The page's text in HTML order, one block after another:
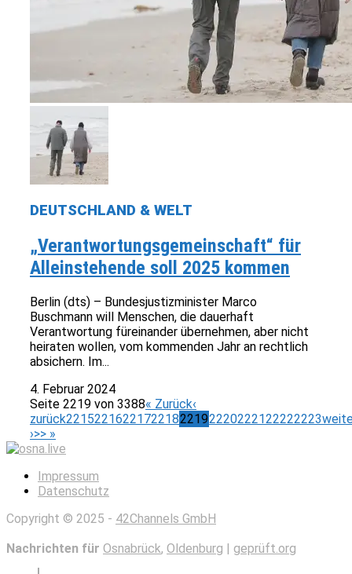
DEUTSCHLAND & WELT
„Verantwortungsgemeinschaft“ für
Alleinstehende soll 2025 kommen
Berlin (dts) – Bundesjustizminister Marco
Buschmann will Menschen, die dauerhaft
Verantwortung füreinander übernehmen, aber nicht
heiraten wollen, vom kommenden Jahr an rechtlich
absichern. Im...
4. Februar 2024
Seite 2219 von 3388« Zurück‹
zurück221522162217221822192220222122222223
›>> »
Impressum
Datenschutz
Copyright © 2025 - 42Channels GmbH
Nachrichten für Osnabrück, Oldenburg geprüft.org